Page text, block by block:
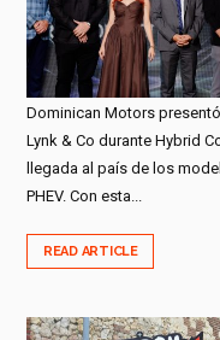
Dominican Motors
Lynk & Co durante Hybrid
llegada al país de los
PHEV. Con esta...
READ ARTICLE